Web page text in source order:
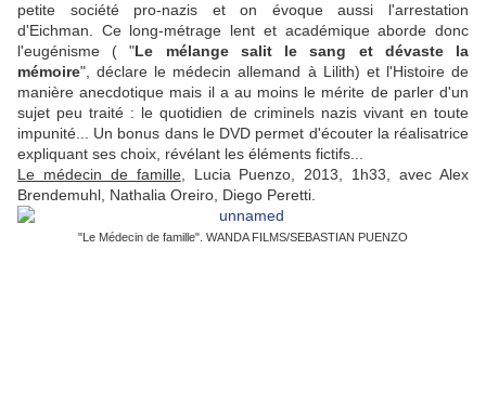
petite société pro-nazis et on évoque aussi l'arrestation
d'Eichman. Ce long-métrage lent et académique aborde donc
l'eugénisme ( "Le mélange salit le sang et dévaste la
mémoire", déclare le médecin allemand à Lilith) et l'Histoire de
manière anecdotique mais il a au moins le mérite de parler d'un
sujet peu traité : le quotidien de criminels nazis vivant en toute
impunité... Un bonus dans le DVD permet d'écouter la réalisatrice
expliquant ses choix, révélant les éléments fictifs...
Le médecin de famille, Lucia Puenzo, 2013, 1h33, avec Alex
Brendemuhl, Nathalia Oreiro, Diego Peretti.
"Le Médecin de famille". WANDA FILMS/SEBASTIAN PUENZO